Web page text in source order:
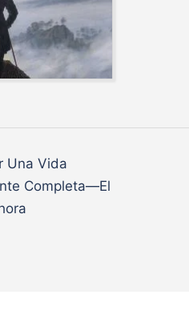
Una Vida
Completa—El